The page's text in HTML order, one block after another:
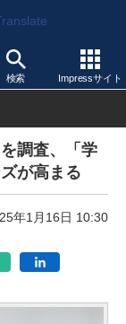
検索 Impressサイト
調査、「学
が高まる
年1月16日 10:30